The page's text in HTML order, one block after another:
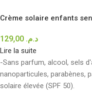
Crème solaire enfants
د.م.
Lire la suite
-Sans parfum, alcool, sels
nanoparticules, parabènes,
solaire élevée (SPF 50).